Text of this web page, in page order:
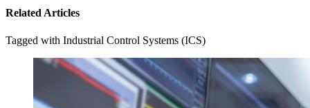
Related Articles
Tagged with Industrial Control Systems (ICS)